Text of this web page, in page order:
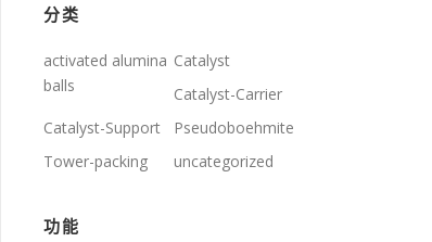
分类
activated alumina
balls
Catalyst
Catalyst-Carrier
Catalyst-Support
Pseudoboehmite
Tower-packing
uncategorized
功能